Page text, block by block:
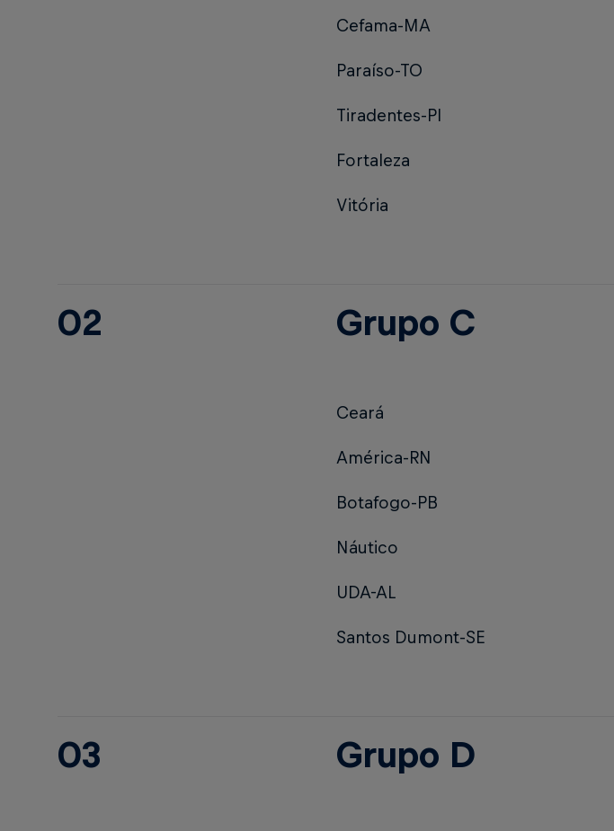
Cefama-MA
Paraíso-TO
Tiradentes-PI
Fortaleza
Vitória
02 Grupo C
Ceará
América-RN
Botafogo-PB
Náutico
UDA-AL
Santos Dumont-SE
03 Grupo D